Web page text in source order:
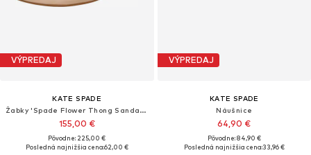
VÝPREDAJ
KATE SPADE
Žabky 'Spade Flower Thong Sandals'
155,00 €
Pôvodne: 225,00 €
Posledná najnižšia cena:62,00 €
VÝPREDAJ
KATE SPADE
Náušnice
64,90 €
Pôvodne: 84,90 €
Posledná najnižšia cena:33,96 €